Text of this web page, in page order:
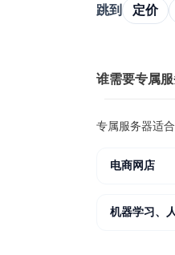
跳到 定价
谁需要专属
专属服务器适
电商网店
机器学习、